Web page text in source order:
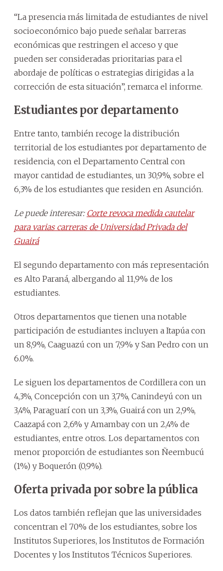
“La presencia más limitada de estudiantes de nivel
socioeconómico bajo puede señalar barreras
económicas que restringen el acceso y que
pueden ser consideradas prioritarias para el
abordaje de políticas o estrategias dirigidas a la
corrección de esta situación”, remarca el informe.
Estudiantes por departamento
Entre tanto, también recoge la distribución
territorial de los estudiantes por departamento de
residencia, con el Departamento Central con
mayor cantidad de estudiantes, un 30,9%, sobre el
6,3% de los estudiantes que residen en Asunción.
Le puede interesar: Corte revoca medida cautelar
para varias carreras de Universidad Privada del
Guairá
El segundo departamento con más representación
es Alto Paraná, albergando al 11,9% de los
estudiantes.
Otros departamentos que tienen una notable
participación de estudiantes incluyen a Itapúa con
un 8,9%, Caaguazú con un 7,9% y San Pedro con un
6.0%.
Le siguen los departamentos de Cordillera con un
4,3%, Concepción con un 3,7%, Canindeyú con un
3,4%, Paraguarí con un 3,3%, Guairá con un 2,9%,
Caazapá con 2,6% y Amambay con un 2,4% de
estudiantes, entre otros. Los departamentos con
menor proporción de estudiantes son Ñeembucú
(1%) y Boquerón (0,9%).
Oferta privada por sobre la pública
Los datos también reflejan que las universidades
concentran el 70% de los estudiantes, sobre los
Institutos Superiores, los Institutos de Formación
Docentes y los Institutos Técnicos Superiores.